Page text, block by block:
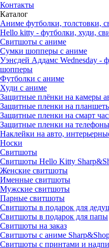
Контакты
Каталог
Аниме футболки, толстовки,
Hello kitty - футболки, худи,
Свитшоты с аниме
Сумки шопперы с аниме
Уэнсдей Аддамс Wednesday -
шопперы
Футболки с аниме
Худи с аниме
Защитные плёнки на камеры
Защитные пленки на
Защитные пленки на смарт
Защитные пленки на телефоны
Наклейки на авто,
Носки
Свитшоты
Cвитшоты Hello Kitty
Женские свитшоты
Именные свитшоты
Мужские свитшоты
Парные свитшоты
Свитшоты в подарок для
Свитшоты в подарок для папы
Свитшоты на заказ
Свитшоты с аниме
Свитшоты с принтами и